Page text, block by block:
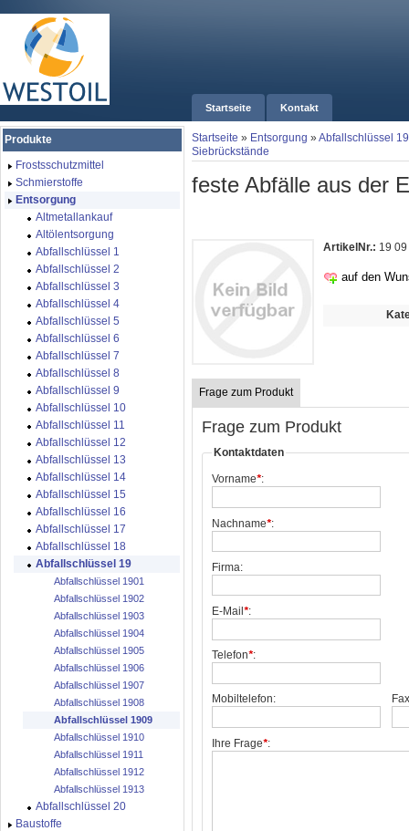
Startseite Kontakt
Startseite » Entsorgung »Abfallschlüssel 19
Siebrückstände
feste Abfälle aus der
ArtikelNr.: 19
auf den
Frage zum Produkt
Frage zum Produkt
Kontaktdaten
Vorname*:
Nachname*:
Firma:
E-Mail *:
Telefon*:
Mobiltelefon:
Ihre Frage*:
Produkte
Frostsschutzmittel
Schmierstoffe
Entsorgung
Altmetallankauf
Altölentsorgung
Abfallschlüssel 1
Abfallschlüssel 2
Abfallschlüssel 3
Abfallschlüssel 4
Abfallschlüssel 5
Abfallschlüssel 6
Abfallschlüssel 7
Abfallschlüssel 8
Abfallschlüssel 9
Abfallschlüssel 10
Abfallschlüssel 11
Abfallschlüssel 12
Abfallschlüssel 13
Abfallschlüssel 14
Abfallschlüssel 15
Abfallschlüssel 16
Abfallschlüssel 17
Abfallschlüssel 18
Abfallschlüssel 19
Abfallschlüssel 1901
Abfallschlüssel 1902
Abfallschlüssel 1903
Abfallschlüssel 1904
Abfallschlüssel 1905
Abfallschlüssel 1906
Abfallschlüssel 1907
Abfallschlüssel 1908
Abfallschlüssel 1909
Abfallschlüssel 1910
Abfallschlüssel 1911
Abfallschlüssel 1912
Abfallschlüssel 1913
Abfallschlüssel 20
Baustoffe